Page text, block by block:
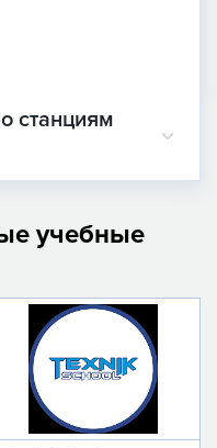
станциям
учебные